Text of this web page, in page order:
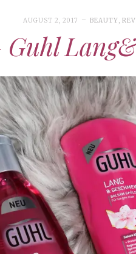
AUGUST 2, 2017 BEAUTY,